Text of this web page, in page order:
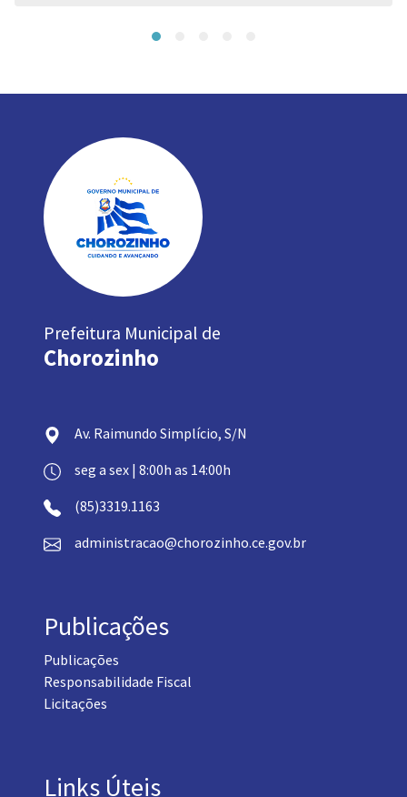
Prefeitura Municipal de
Chorozinho
Av. Raimundo Simplício, S/N
seg a sex | 8:00h as 14:00h
(85)3319.1163
administracao@chorozinho.ce.gov.br
Publicações
Publicações
Responsabilidade Fiscal
Licitações
Links Úteis